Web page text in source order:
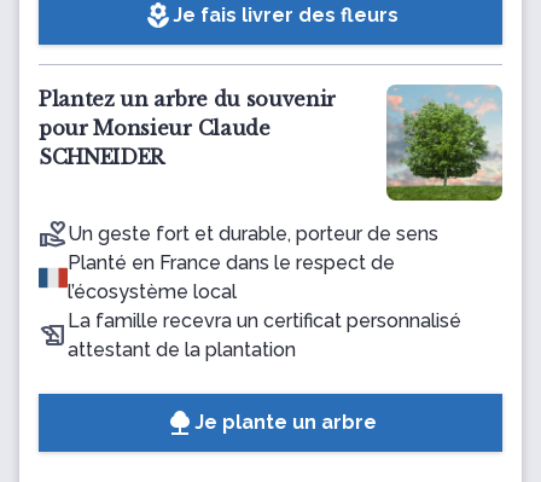
local_floristJe fais livrer des fleurs
Plantez un arbre du souvenir
pour Monsieur Claude
SCHNEIDER
Un geste fort et durable, porteur de sens
Planté en France dans le respect de
l’écosystème local
La famille recevra un certificat personnalisé
attestant de la plantation
Je plante un arbre